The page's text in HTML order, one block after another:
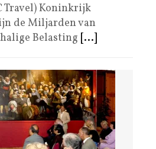
Travel) Koninkrijk
de Miljarden van
Belasting [...]